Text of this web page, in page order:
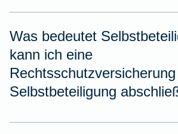
Was bedeutet
kann ich eine
Selbstbeteiligung